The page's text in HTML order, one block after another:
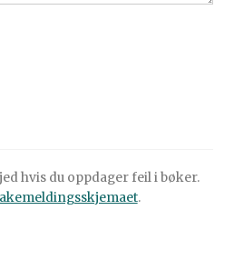
hvis du oppdager feil i bøker.
.